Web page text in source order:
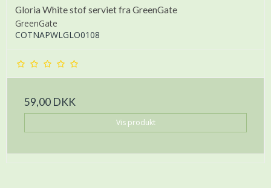
Gloria White stof serviet fra GreenGate
GreenGate
COTNAPWLGLO0108
59,00 DKK
Vis produkt